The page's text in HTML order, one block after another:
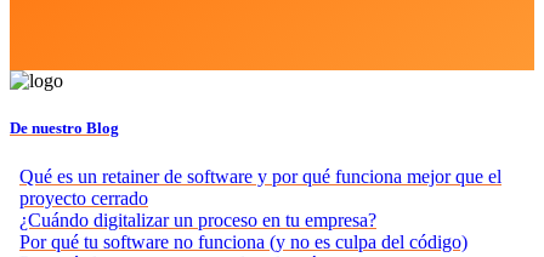
De nuestro Blog
Qué es un retainer de software y por qué funciona mejor que el
proyecto cerrado
¿Cuándo digitalizar un proceso en tu empresa?
Por qué tu software no funciona (y no es culpa del código)